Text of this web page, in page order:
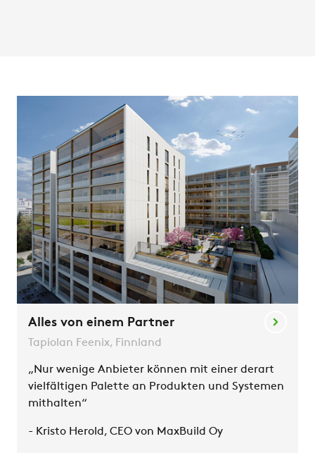
Alles von einem Partner
Tapiolan Feenix, Finnland
„Nur wenige Anbieter können mit einer derart
vielfältigen Palette an Produkten und Systemen
mithalten“
- Kristo Herold, CEO von MaxBuild Oy